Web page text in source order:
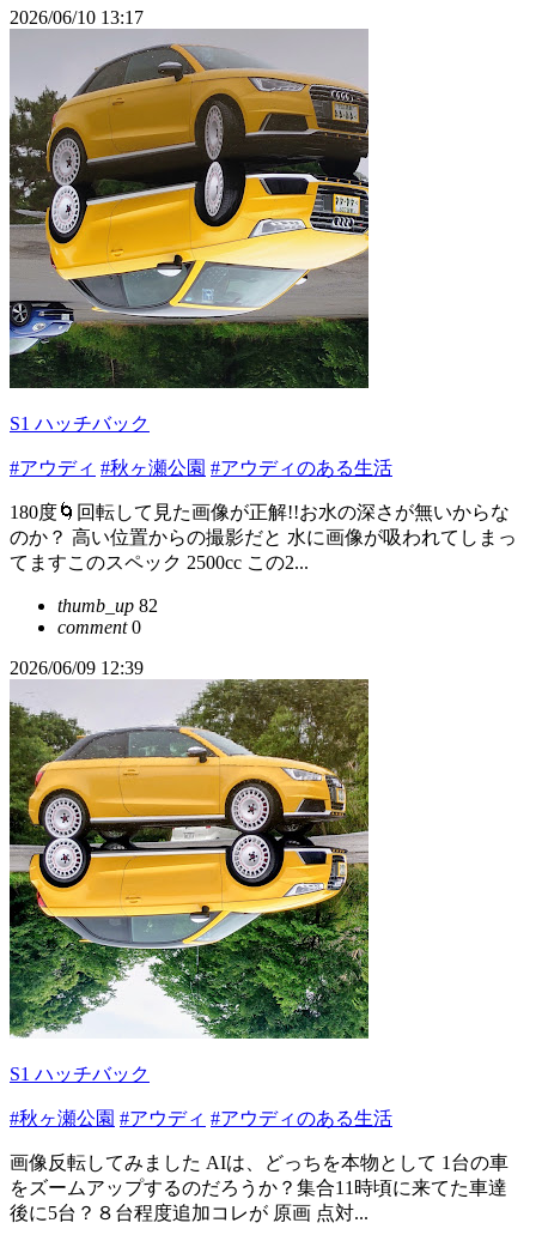
2026/06/10 13:17
S1 ハッチバック
#アウディ #秋ヶ瀬公園 #アウディのある生活
180度🌀回転して見た画像が正解!!お水の深さが無いからな
のか？ 高い位置からの撮影だと 水に画像が吸われてしまっ
てますこのスペック 2500cc この2...
thumb_up 82
comment0
2026/06/09 12:39
S1 ハッチバック
#秋ヶ瀬公園 #アウディ #アウディのある生活
画像反転してみました AIは、どっちを本物として 1台の車
をズームアップするのだろうか？集合11時頃に来てた車達
後に5台？８台程度追加コレが 原画 点対...